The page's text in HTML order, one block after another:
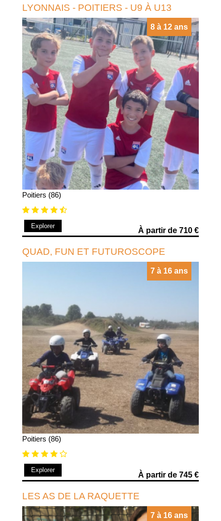
LYONNAIS - POITIERS - U9 À U13
8 à 12 ans
Poitiers (86)
Explorer
À partir de 710 €
QUAD, FUN ET FUTUROSCOPE
7 à 16 ans
Poitiers (86)
Explorer
À partir de 745 €
LES AS DE LA RAQUETTE
7 à 16 ans